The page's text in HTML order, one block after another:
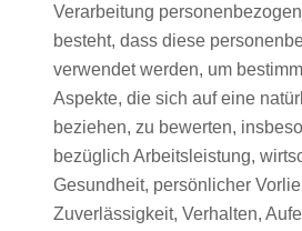
Verarbeitung
besteht, dass diese
verwendet werden, um
Aspekte, die sich auf eine
beziehen, zu bewerten,
bezüglich Arbeitsleistung,
Gesundheit, persönlicher
Zuverlässigkeit, Verhalten,